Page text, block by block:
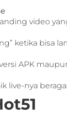
video
ketika bisa
APK
live-nya